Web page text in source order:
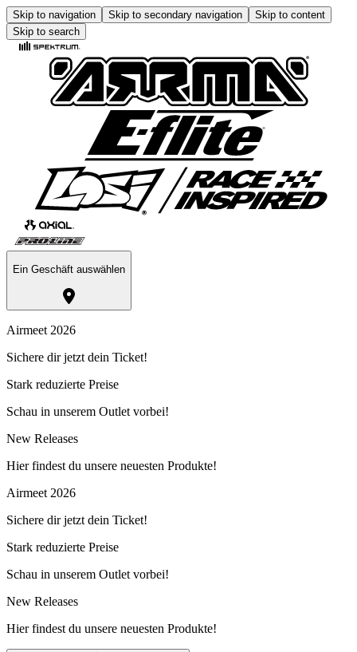
Skip to navigation Skip to secondary navigation
Skip to content
Skip to search
Ein Geschäft auswählen
Airmeet 2026
Sichere dir jetzt dein Ticket!
Stark reduzierte Preise
Schau in unserem Outlet vorbei!
New Releases
Hier findest du unsere neuesten Produkte!
Airmeet 2026
Sichere dir jetzt dein Ticket!
Stark reduzierte Preise
Schau in unserem Outlet vorbei!
New Releases
Hier findest du unsere neuesten Produkte!